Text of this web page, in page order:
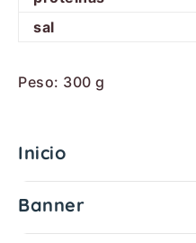
sal
Peso: 300 g
Inicio
Banner